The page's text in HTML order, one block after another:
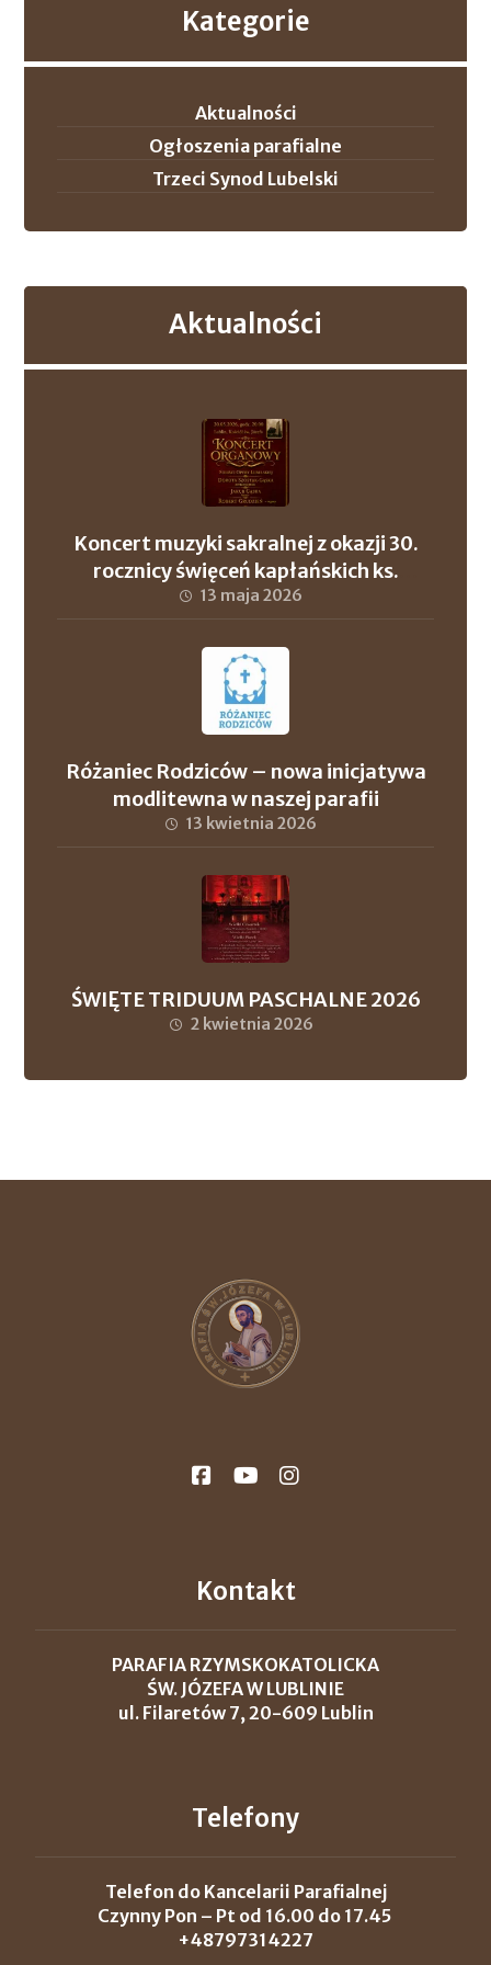
Kategorie
Aktualności
Ogłoszenia parafialne
Trzeci Synod Lubelski
Aktualności
Koncert muzyki sakralnej z okazji 30.
rocznicy święceń kapłańskich ks.
proboszcza Andrzeja Szuleja oraz ks. dr.
13 maja 2026
Różaniec Rodziców – nowa inicjatywa
modlitewna w naszej parafii
13 kwietnia 2026
ŚWIĘTE TRIDUUM PASCHALNE 2026
2 kwietnia 2026
Kontakt
PARAFIA RZYMSKOKATOLICKA
ŚW. JÓZEFA W LUBLINIE
ul. Filaretów 7, 20-609 Lublin
Telefony
Telefon do Kancelarii Parafialnej
Czynny Pon – Pt od 16.00 do 17.45
+48797314227